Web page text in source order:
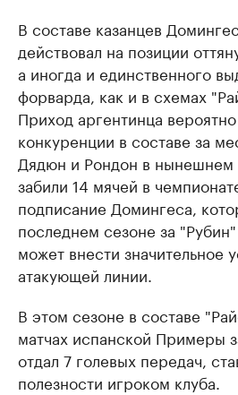
В составе казанцев
действовал на позиции
а иногда и единственного
форварда, как и в схемах
Приход аргентинца
конкуренции в составе за
Дядюн и Рондон в нынешнем
забили 14 мячей в
подписание Домингеса,
последнем сезоне за "Рубин"
может внести значительное
атакующей линии.
В этом сезоне в составе
матчах испанской Примеры
отдал 7 голевых передач,
полезности игроком клуба.